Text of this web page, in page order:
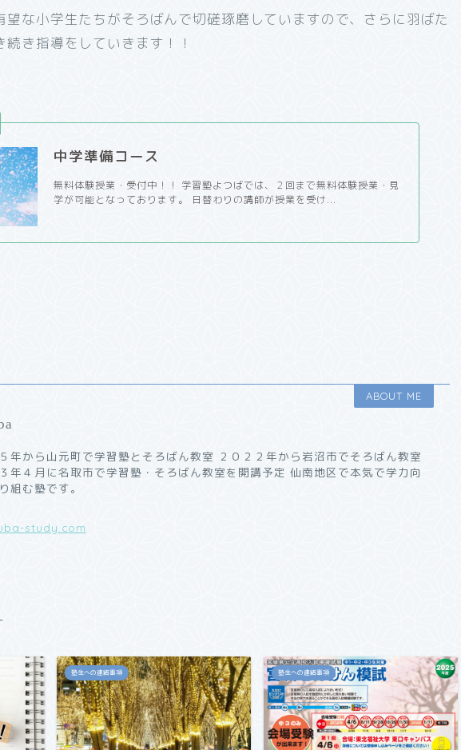
望な小学生たちがそろばんで切磋琢磨していますので、さらに羽ばた
き指導をしていきます！！
中学準備コース
無料体験授業・受付中！！ 学習塾よつばでは、２回まで無料体験授業・見
学が可能となっております。 日替わりの講師が授業を受け...
ABOUT ME
年から山元町で学習塾とそろばん教室 ２０２２年から岩沼市でそろばん教室
年４月に名取市で学習塾・そろばん教室を開講予定 仙南地区で本気で学力向
組む塾です。
study.com
塾生への連絡事項 塾生への連絡事項